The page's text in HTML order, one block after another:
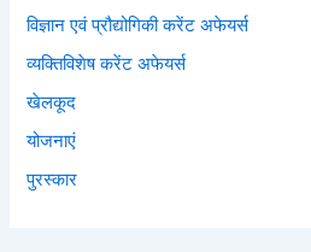
विज्ञान एवं प्रौद्योगिकी करेंट अफेयर्स
व्यक्तिविशेष करेंट अफेयर्स
खेलकूद
योजनाएं
पुरस्कार